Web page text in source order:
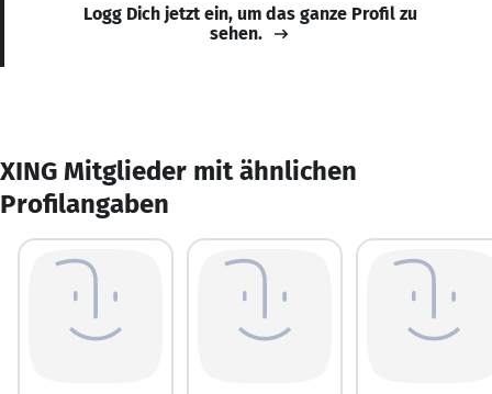
Logg Dich jetzt ein, um das ganze Profil zu
sehen.
XING Mitglieder mit ähnlichen
Profilangaben